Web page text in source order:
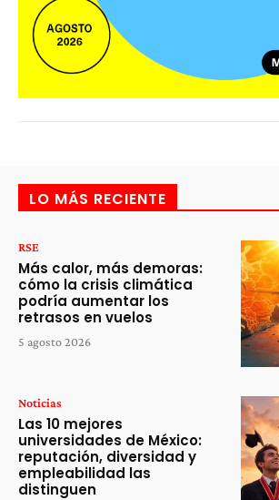
LO MÁS RECIENTE
RSE
Más calor, más demoras:
cómo la crisis climática
podría aumentar los
retrasos en vuelos
5 agosto 2026
Noticias
Las 10 mejores
universidades de México:
reputación, diversidad y
empleabilidad las
distinguen